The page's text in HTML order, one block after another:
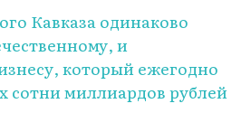
Кавказа одинаково
и
который ежегодно
сотни миллиардов рублей